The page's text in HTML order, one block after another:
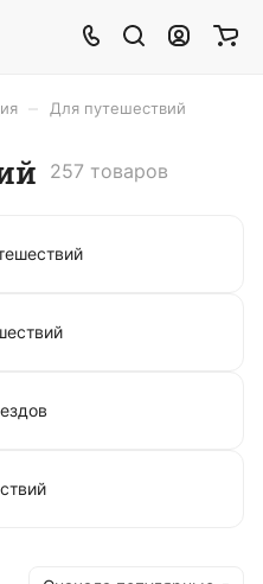
Для путешествий
257 товаров